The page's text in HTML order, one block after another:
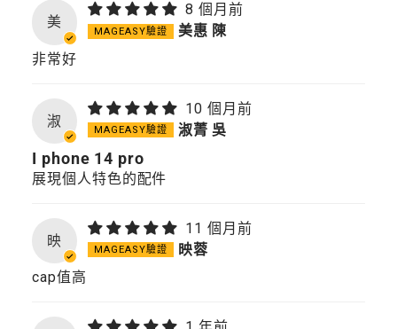
美
8 個月前
美惠 陳
非常好
淑
10 個月前
淑菁 吳
I phone 14 pro
展現個人特色的配件
映
11 個月前
映蓉
cap值高